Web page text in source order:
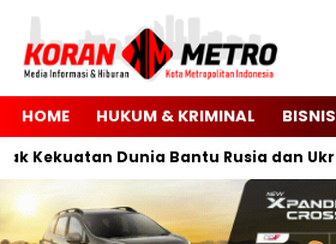
HOME HUKUM & KRIMINAL BISNIS
Dunia Bantu Rusia dan Ukraina